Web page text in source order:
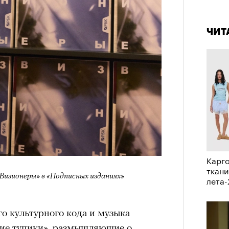
в «Подписных изданиях»
культурного кода и музыка